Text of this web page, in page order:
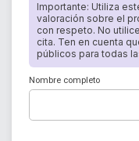
Importante: Utiliza
valoración sobre el
con respeto. No
cita. Ten en cuenta
públicos para todas
Nombre completo